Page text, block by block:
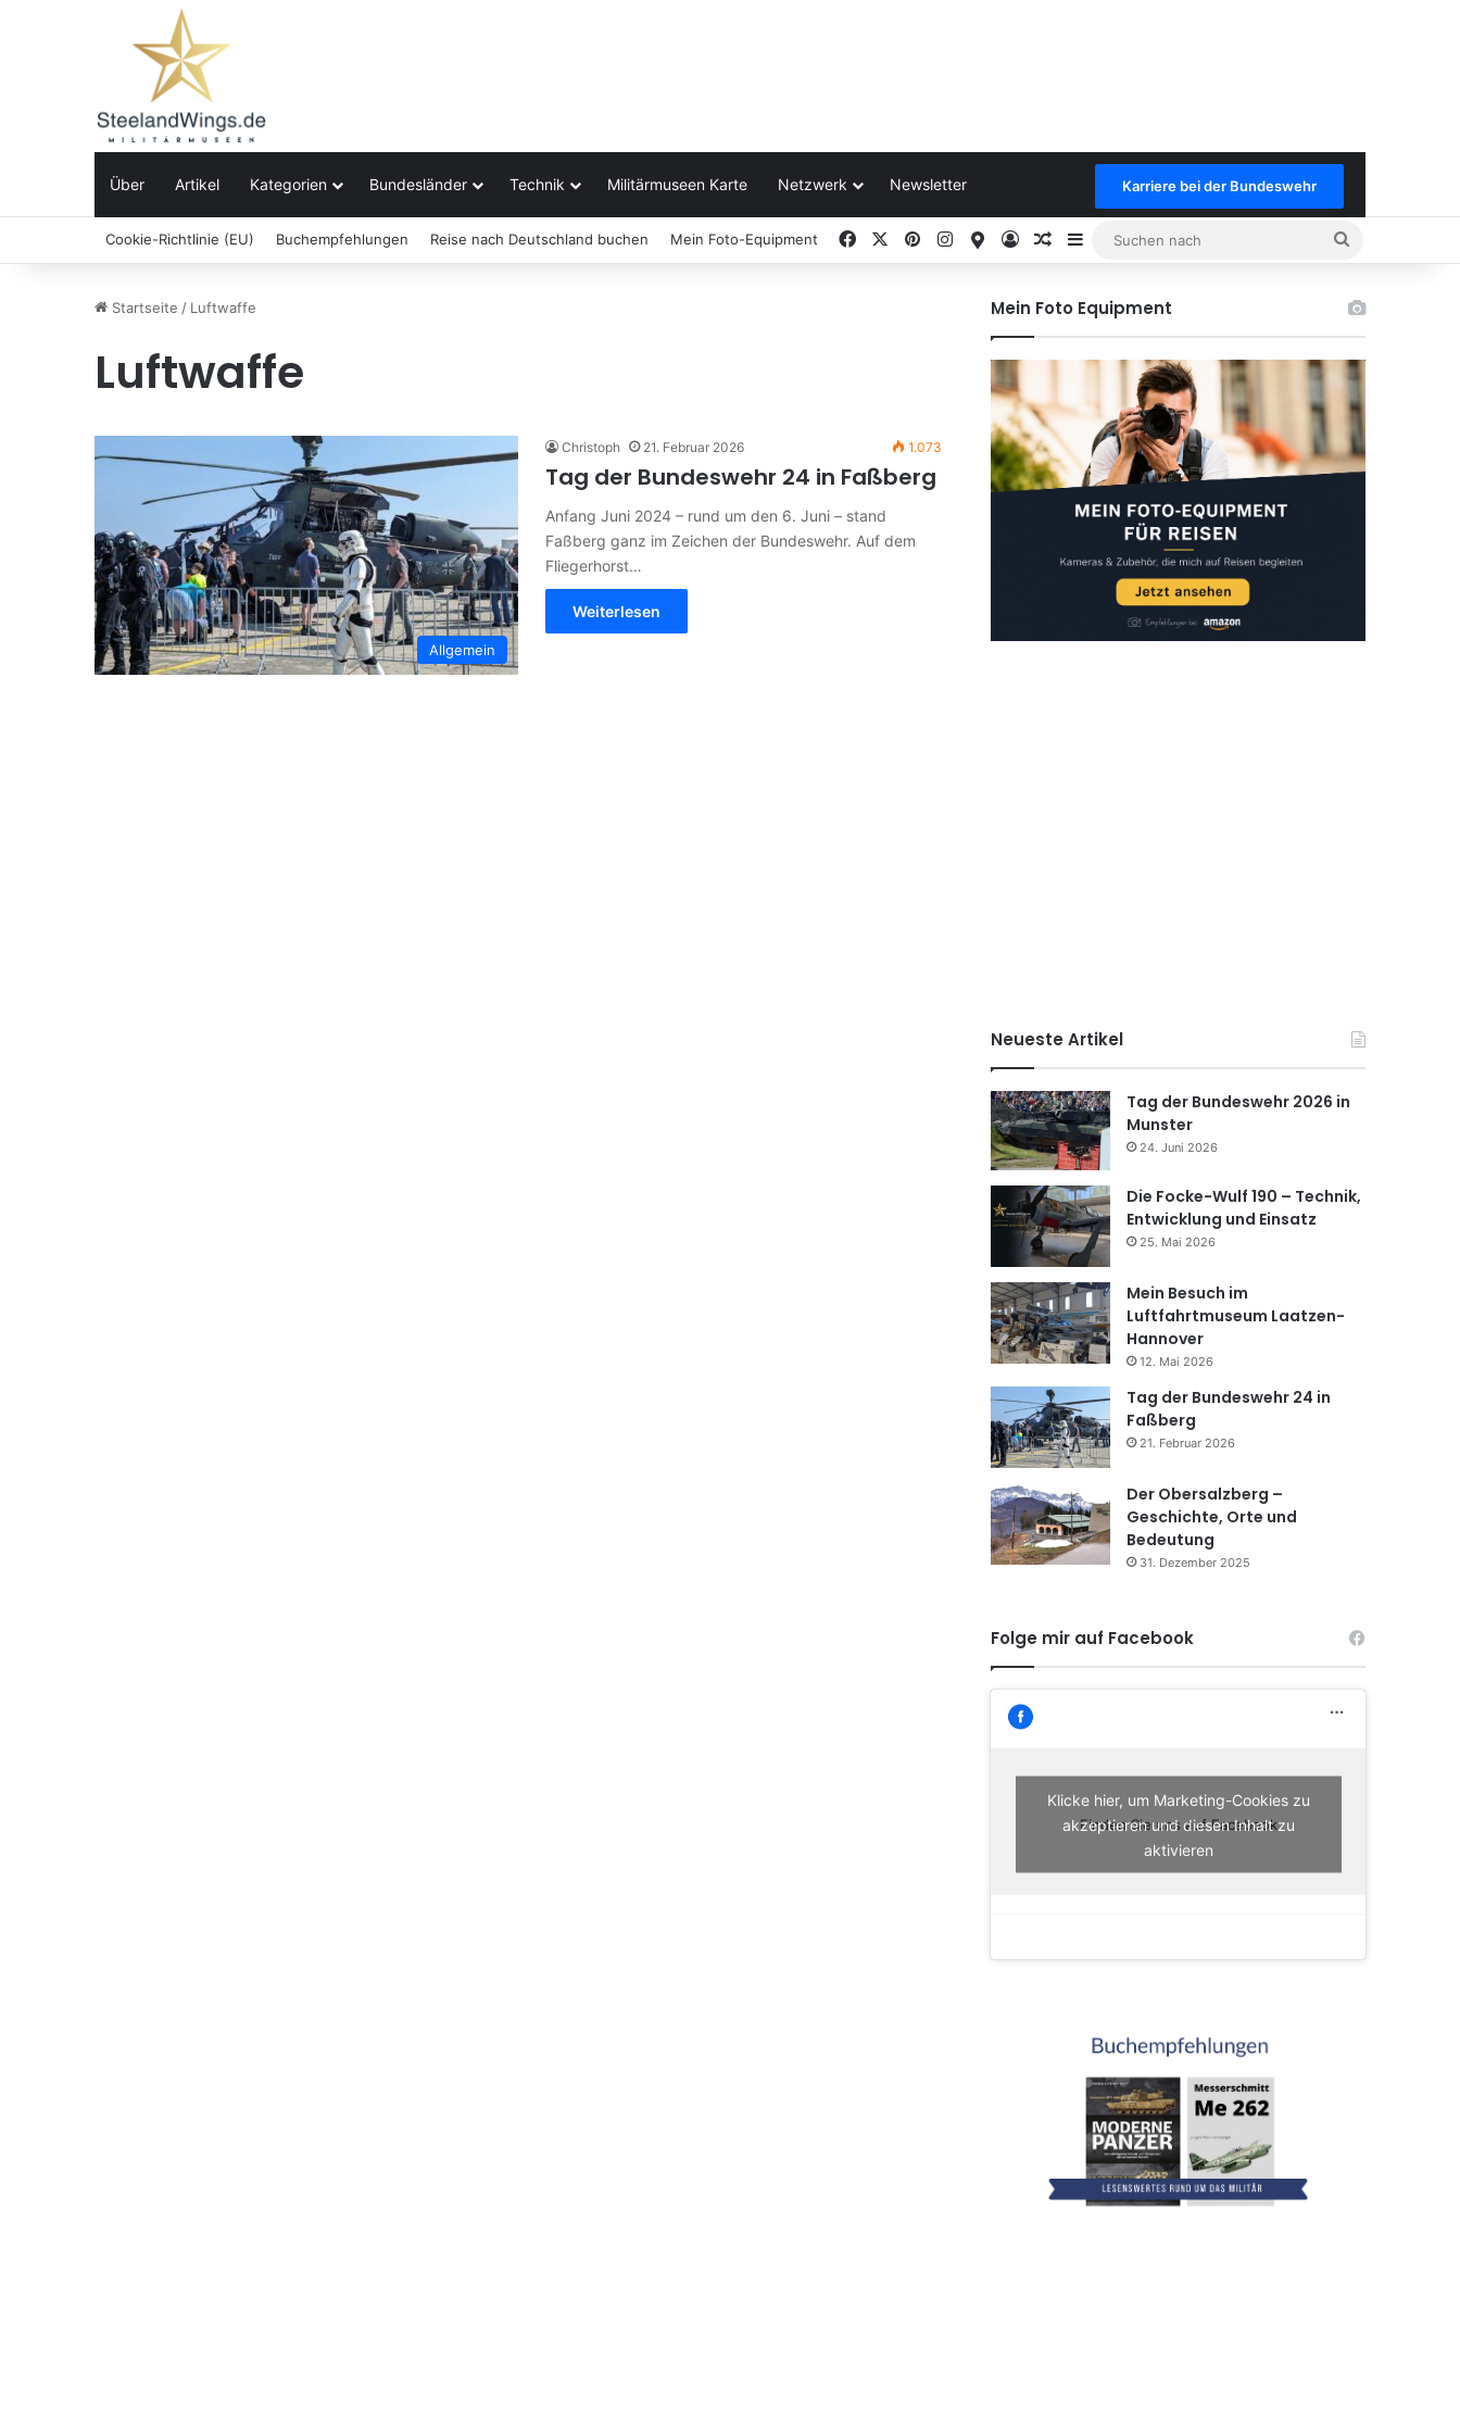
Über Artikel Kategorien Bundesländer Technik Militärmuseen Karte Netzwerk Newsletter Karriere bei der Bundeswehr
Cookie-Richtlinie (EU) Buchempfehlungen Reise nach Deutschland buchen Mein Foto-Equipment Facebook PinterestInstagram
GoogleAnmeldenKeine neuen Benachrichtungen
Sidebar
Startseite / Luftwaffe
Luftwaffe
Allgemein
Christoph 21. Februar 2026 1.073
Tag der Bundeswehr 24 in Faßberg
Anfang Juni 2024 – rund um den 6. Juni – stand
Faßberg ganz im Zeichen der Bundeswehr. Auf dem
Fliegerhorst…
Weiterlesen
Mein Foto Equipment
Neueste Artikel
Tag der Bundeswehr 2026 in
Munster
24. Juni 2026
Die Focke-Wulf 190 – Technik,
Entwicklung und Einsatz
25. Mai 2026
Mein Besuch im
Luftfahrtmuseum Laatzen-
Hannover
12. Mai 2026
Tag der Bundeswehr 24 in
Faßberg
21. Februar 2026
Der Obersalzberg –
Geschichte, Orte und
Bedeutung
31. Dezember 2025
Folge mir auf Facebook
Finden Sie uns auf Facebook
Klicke hier, um Marketing-Cookies zu
akzeptieren und diesen Inhalt zu
aktivieren